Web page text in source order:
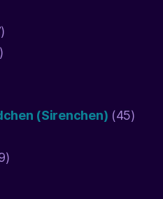
(Sirenchen) (45)